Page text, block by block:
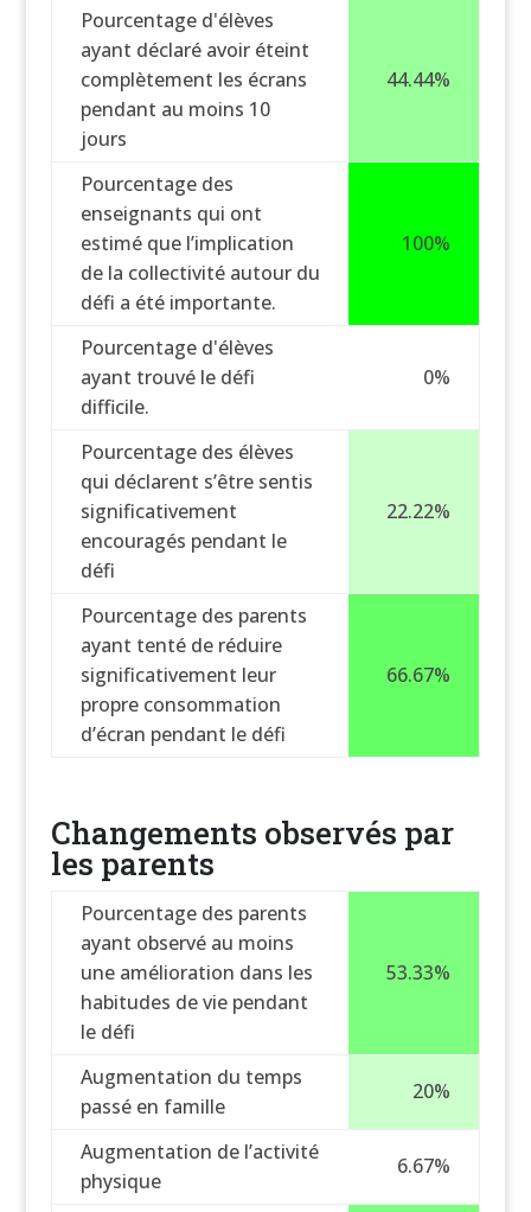
Pourcentage d'élèves
ayant déclaré avoir éteint
complètement les écrans
pendant au moins 10
jours
44.44%
Pourcentage des
enseignants qui ont
estimé que l’implication
de la collectivité autour du
défi a été importante.
100%
Pourcentage d'élèves
ayant trouvé le défi
difficile.
0%
Pourcentage des élèves
qui déclarent s’être sentis
significativement
encouragés pendant le
défi
22.22%
Pourcentage des parents
ayant tenté de réduire
significativement leur
propre consommation
d’écran pendant le défi
66.67%
Changements observés par
les parents
Pourcentage des parents
ayant observé au moins
une amélioration dans les
habitudes de vie pendant
le défi
53.33%
Augmentation du temps
passé en famille
20%
Augmentation de l’activité
physique
6.67%